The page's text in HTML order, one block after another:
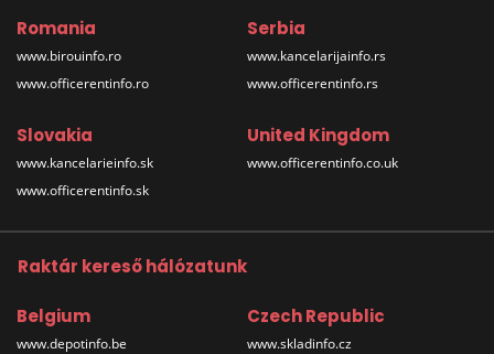
Romania
www.birouinfo.ro
www.officerentinfo.ro
Serbia
www.kancelarijainfo.rs
www.officerentinfo.rs
Slovakia
www.kancelarieinfo.sk
www.officerentinfo.sk
United Kingdom
www.officerentinfo.co.uk
Raktár kereső hálózatunk
Belgium
www.depotinfo.be
Czech Republic
www.skladinfo.cz